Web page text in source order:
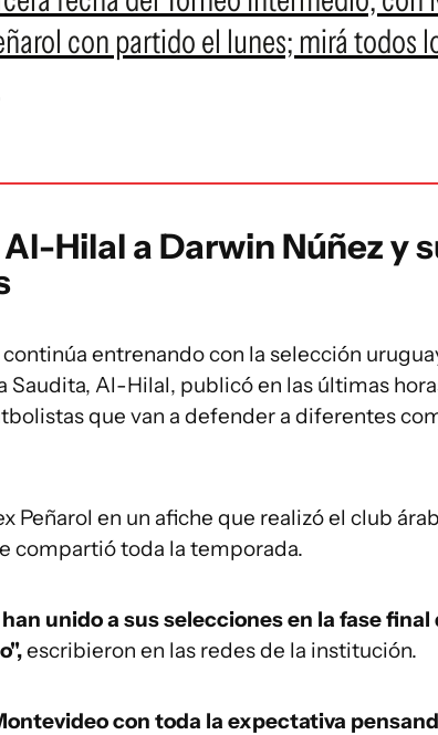
con partido el lunes; mirá todos
Hilal a Darwin Núñez y
entrenando con la selección
Saudita, Al-Hilal, publicó en las últimas
que van a defender a diferentes
Peñarol en un afiche que realizó el club
compartió toda la temporada.
unido a sus selecciones en la fase
escribieron en las redes de la institución.
con toda la expectativa